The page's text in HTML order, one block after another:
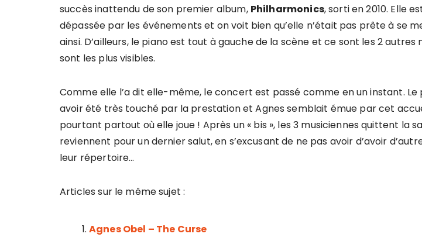
succès inattendu de son premier album, Philharmonics, sorti en 2010. Elle
dépassée par les événements et on voit bien qu’elle n’était pas prête à se
ainsi. D’ailleurs, le piano est tout à gauche de la scène et ce sont les 2 autres
sont les plus visibles.
Comme elle l’a dit elle-même, le concert est passé comme en un instant.
avoir été très touché par la prestation et Agnes semblait émue par cet
pourtant partout où elle joue ! Après un « bis », les 3 musiciennes quittent la
reviennent pour un dernier salut, en s’excusant de ne pas avoir d’avoir
leur répertoire…
Articles sur le même sujet :
Agnes Obel – The Curse